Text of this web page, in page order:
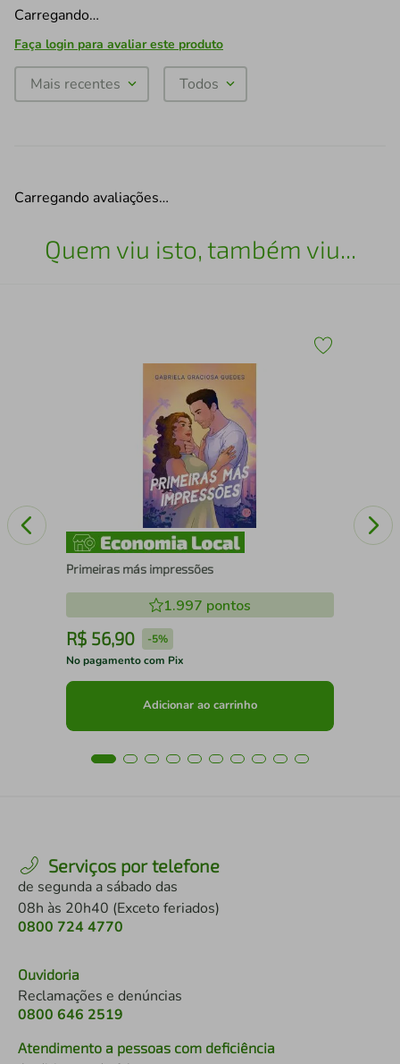
Carregando…
Faça login para avaliar este produto
Mais recentes Todos
Carregando avaliações…
Quem viu isto, também viu...
Primeiras más impressões
1.997 pontos
R$ 56,90 -5%
No pagamento com Pix
Adicionar ao carrinho
Serviços por telefone
de segunda a sábado das
08h às 20h40 (Exceto feriados)
0800 724 4770
Ouvidoria
Reclamações e denúncias
0800 646 2519
Atendimento a pessoas com deficiência